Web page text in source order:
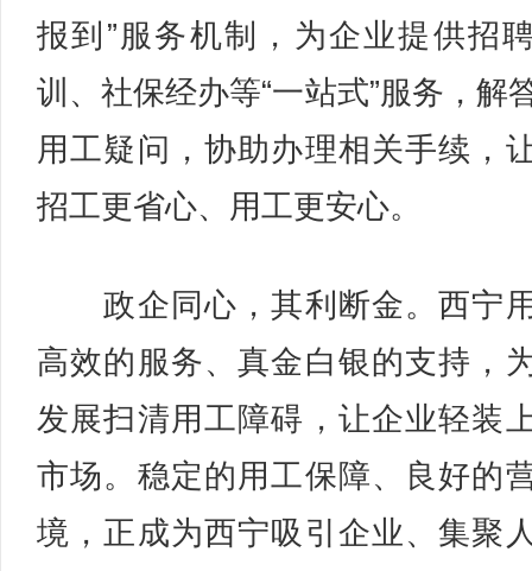
报到”服务机制，为企业提供招
训、社保经办等“一站式”服务，解
用工疑问，协助办理相关手续，
招工更省心、用工更安心。
政企同心，其利断金。西宁
高效的服务、真金白银的支持，
发展扫清用工障碍，让企业轻装
市场。稳定的用工保障、良好的
境，正成为西宁吸引企业、集聚